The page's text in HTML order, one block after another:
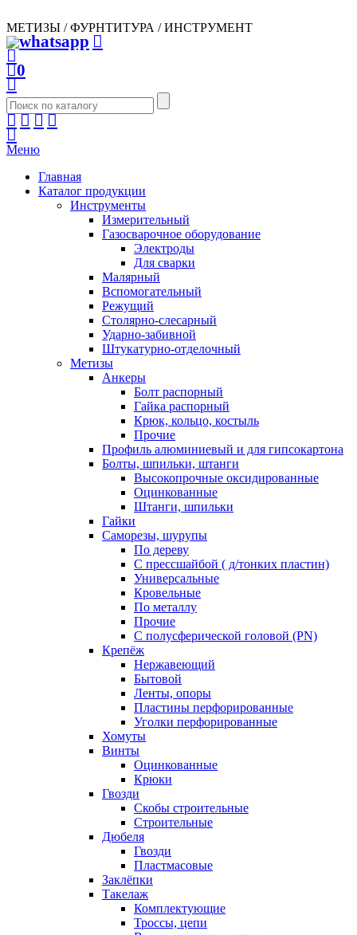
МЕТИЗЫ / ФУРНТИТУРА / ИНСТРУМЕНТ
0
Меню
Главная
Каталог продукции
Инструменты
Измерительный
Газосварочное оборудование
Электроды
Для сварки
Малярный
Вспомогательный
Режущий
Столярно-слесарный
Ударно-забивной
Штукатурно-отделочный
Метизы
Анкеры
Болт распорный
Гайка распорный
Крюк, кольцо, костыль
Прочие
Профиль алюминиевый и для гипсокартона
Болты, шпильки, штанги
Высокопрочные оксидированные
Оцинкованные
Штанги, шпильки
Гайки
Саморезы, шурупы
По дереву
С прессшайбой ( д/тонких пластин)
Универсальные
Кровельные
По металлу
Прочие
С полусферической головой (PN)
Крепёж
Нержавеющий
Бытовой
Ленты, опоры
Пластины перфорированные
Уголки перфорированные
Хомуты
Винты
Оцинкованные
Крюки
Гвозди
Скобы строительные
Строительные
Дюбеля
Гвозди
Пластмасовые
Заклёпки
Такелаж
Комплектующие
Троссы, цепи